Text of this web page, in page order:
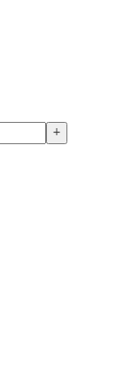
+